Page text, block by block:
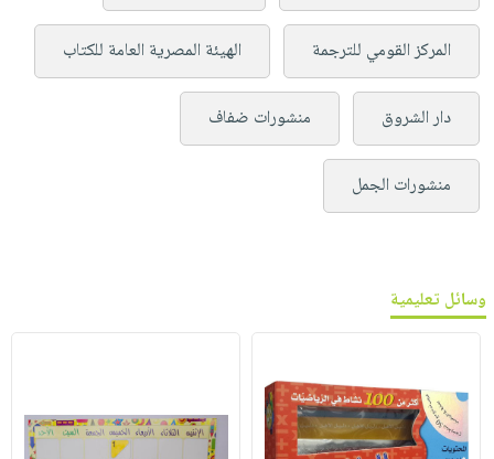
المركز القومي للترجمة الهيئة المصرية العامة للكتاب
دار الشروق منشورات ضفاف
منشورات الجمل
وسائل تعليمية